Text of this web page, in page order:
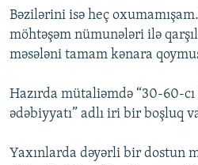
Bəzilərini isə heç
möhtəşəm nümunələri ilə
məsələni tamam kənara
Hazırda mütaliəmdə “30-60-
ədəbiyyatı” adlı iri bir boşluq
Yaxınlarda dəyərli bir dostun